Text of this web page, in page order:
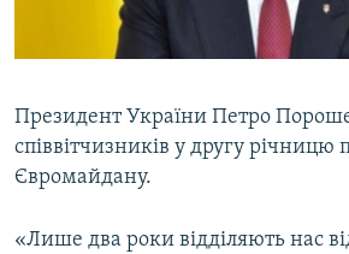
РУС
УКР
КТАТ
Президент України Петро
співвітчизників у другу річницю
Євромайдану.
«Лише два роки відділяють нас